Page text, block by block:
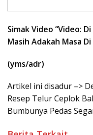
Simak Video “Video:
Masih Adakah Masa
(yms/adr)
Artikel ini disadur –>
Resep Telur Ceplok
Bumbunya Pedas